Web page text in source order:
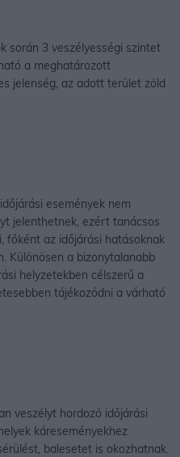
során 3 veszélyességi szintet
a meghatározott
jelenség, az adott terület zöld
események nem
jelenthetnek, ezért tanácsos
főként az időjárási hatásoknak
Különösen a bizonytalanabb
helyzetekben célszerű a
tájékozódni a várható
veszélyt hordozó időjárási
káreseményekhez
balesetet is okozhatnak.